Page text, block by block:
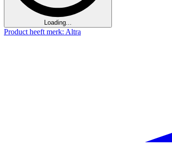
Loading...
Product heeft merk: Altra